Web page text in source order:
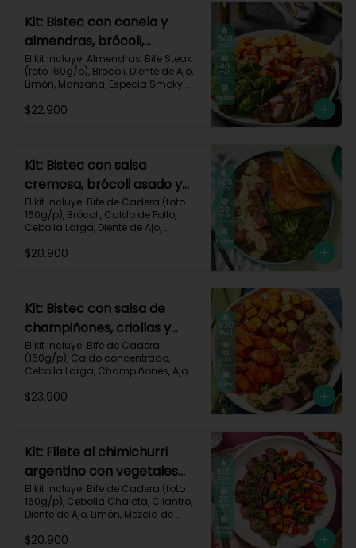
Kit: Bistec con canela y
almendras, brócoli,
zanahorias asadas y
manzana-60
El kit incluye: Almendras, Bife Steak
(foto 160g/p), Brócoli, Diente de Ajo,
Limón, Manzana, Especia Smoky
Receta Impresa.
$22.900
Kit: Bistec con salsa
cremosa, brócoli asado y
pan de ajo-67
El kit incluye: Bife de Cadera (foto
160g/p), Brócoli, Caldo de Pollo,
Cebolla Larga, Diente de Ajo,
Hamburguesa, Sour Cream, Receta
Proteínas 36g
$20.900
Kit: Bistec con salsa de
champiñones, criollas y
zanahorias asadas-87
El kit incluye: Bife de Cadera
(160g/p), Caldo concentrado,
Cebolla Larga, Champiñones, Ajo,
Cream, Zanahoria, Receta Impresa.
$23.900
Kit: Filete al chimichurri
argentino con vegetales
horneados-110
El kit incluye: Bife de Cadera (foto
160g/p), Cebolla Chalota, Cilantro,
Diente de Ajo, Limón, Mezcla de
Verde, Tomate Tipo Cherry,
$20.900